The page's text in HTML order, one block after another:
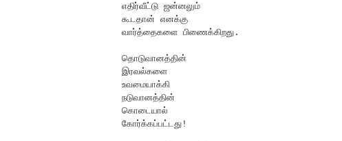
எதிர்வீட்டு ஜன்னலும்
கூடதான் எனக்கு
வார்த்தைகளை பிணைக்கிறது.
தொடுவானத்தின்
இரவல்களை
உவமையாக்கி
நடுவானத்தின்
கொடையால்
கோர்க்கப்பட்டது!